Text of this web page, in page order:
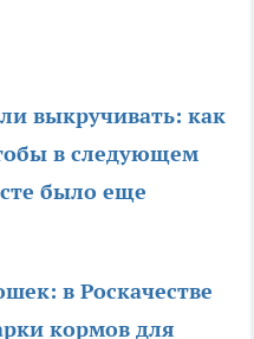
выкручивать: как
в следующем
было еще
в Роскачестве
кормов для